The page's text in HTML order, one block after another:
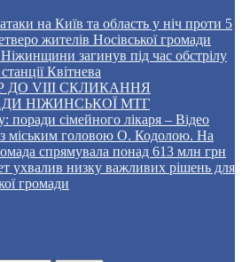
на Київ та область у ніч проти 5
жителів Носівської громади
загинув під час обстрілу
Квітнева
ДО VIII СКЛИКАННЯ
НІЖИНСЬКОЇ МТГ
поради сімейного лікаря – Відео
міським головою О. Кодолою. На
спрямувала понад 613 млн грн
ухвалив низку важливих рішень для
громади